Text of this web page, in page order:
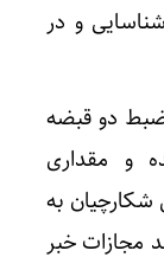
و در
دو قبضه
و مقداری
شکارچیان به
مجازات خبر